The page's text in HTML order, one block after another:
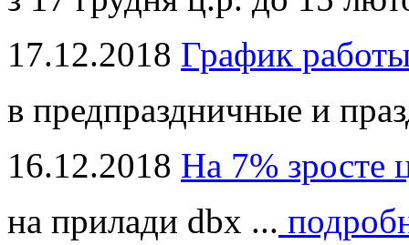
17.12.2018 График
в предпраздничные и
16.12.2018 На 7% зросте
на прилади dbx ...